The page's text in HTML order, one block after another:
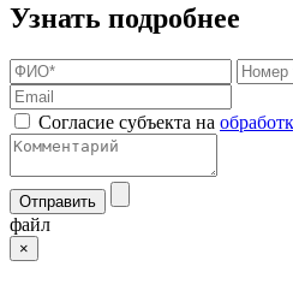
Узнать подробнее
Согласие субъекта на
Отправить
файл
×